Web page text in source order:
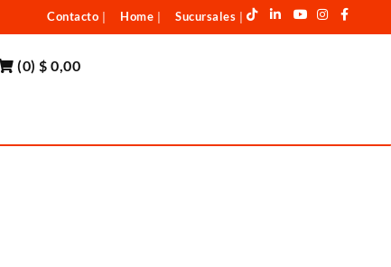
Contacto Home Sucursales
(0)$ 0,00